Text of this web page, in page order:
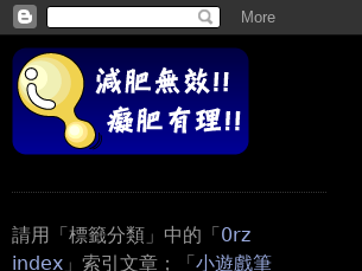
請用「標籤分類」中的「0rz
index 」索引文章；「小遊戲筆